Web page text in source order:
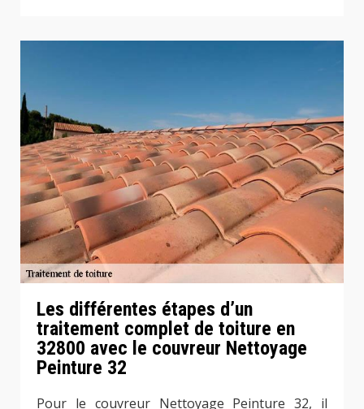
Les différentes étapes d’un
traitement complet de toiture en
32800 avec le couvreur Nettoyage
Peinture 32
Pour le couvreur Nettoyage Peinture 32, il